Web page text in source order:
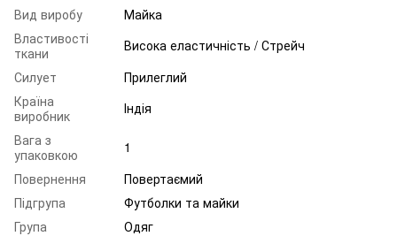
Вид виробу
Майка
Властивості
ткани
Висока еластичність / Стрейч
Силует
Прилеглий
Країна
виробник
Індія
Вага з
упаковкою
1
Повернення
Повертаємий
Підгрупа
Футболки та майки
Група
Одяг